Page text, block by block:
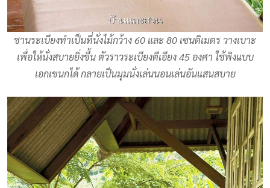
ชานระเบียงทำเป็นที่นั่งไม้กว้าง 60 และ 80 เซนติเมตร วางเบาะ
เพื่อให้นั่งสบายยิ่งขึ้น ตัวราวระเบียงตีเอียง 45 องศา ใช้พิงแบบ
เอกเขนกได้ กลายเป็นมุมนั่งเล่นนอนเล่นอันแสนสบาย